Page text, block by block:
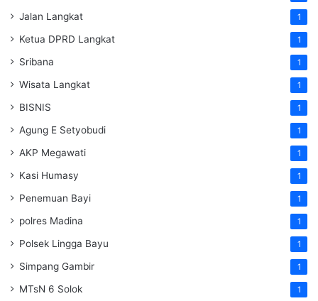
Jalan Langkat 1
Ketua DPRD Langkat 1
Sribana 1
Wisata Langkat 1
BISNIS 1
Agung E Setyobudi 1
AKP Megawati 1
Kasi Humasy 1
Penemuan Bayi 1
polres Madina 1
Polsek Lingga Bayu 1
Simpang Gambir 1
MTsN 6 Solok 1